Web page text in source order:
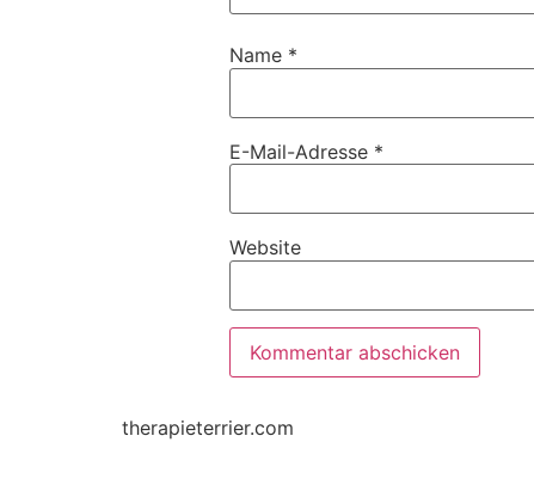
Name *
E-Mail-Adresse *
Website
therapieterrier.com